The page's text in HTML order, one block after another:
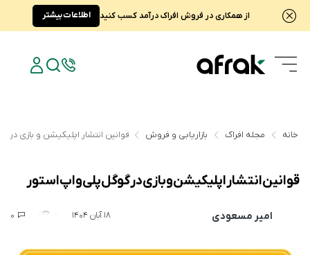
از همکاری در فروش افراک درآمد کسب کنید اطلاعات بیشتر
خانه مجله افراک بازاریابی و فروش قوانین انتشار اپلیکیشن و بازی در
قوانین انتشار اپلیکیشن و بازی در گوگل پلی و اپ استور
امیر مسعودی 18 آبان 1404 421